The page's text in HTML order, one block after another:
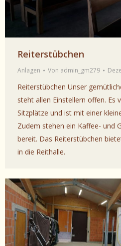
Reiterstübchen
Anlagen Von admin_gm279
Reiterstübchen Unser
steht allen Einstellern offen. Es
Sitzplätze und ist mit einer
Zudem stehen ein Kaffee- und
bereit. Das Reiterstübchen
in die Reithalle.